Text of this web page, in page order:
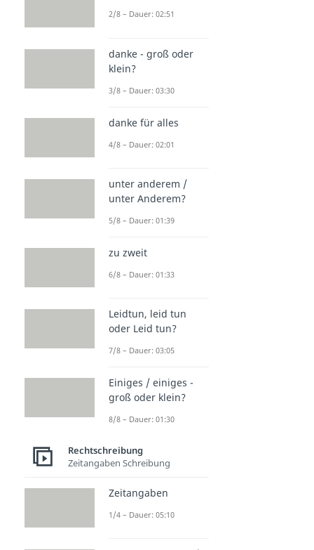
2/8 – Dauer: 02:51
danke - groß oder
klein?
3/8 – Dauer: 03:30
danke für alles
4/8 – Dauer: 02:01
unter anderem /
unter Anderem?
5/8 – Dauer: 01:39
zu zweit
6/8 – Dauer: 01:33
Leidtun, leid tun
oder Leid tun?
7/8 – Dauer: 03:05
Einiges / einiges -
groß oder klein?
8/8 – Dauer: 01:30
Rechtschreibung
Zeitangaben Schreibung
Zeitangaben
1/4 – Dauer: 05:10